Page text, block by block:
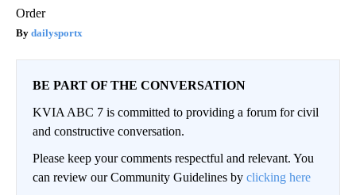
Order
dailysportx
BE PART OF THE CONVERSATION
KVIA ABC 7 is committed to providing a forum for civil
and constructive conversation.
Please keep your comments respectful and relevant. You
can review our Community Guidelines by clicking here